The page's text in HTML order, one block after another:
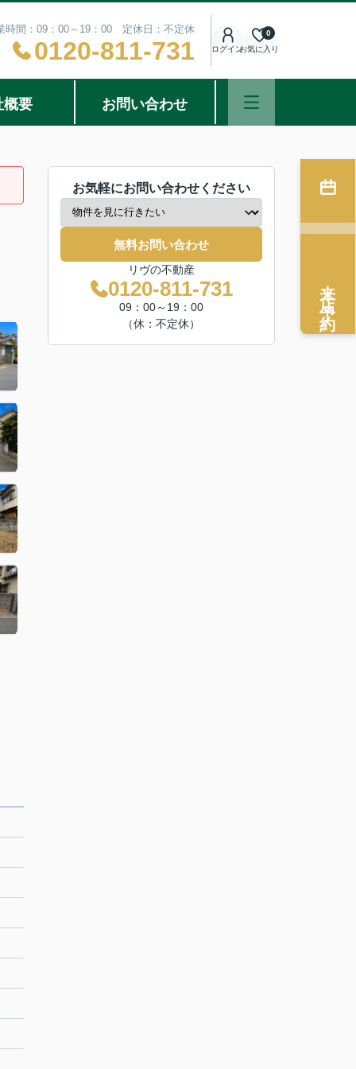
時間：09：00～19：00 定休日：不定休
0120-811-731 ログインお気に入り
0
概要 お問い合わせ
お気軽にお問い合わせください
無料お問い合わせ
リヴの不動産
0120-811-731
09：00～19：00
（休：不定休）
来店予約